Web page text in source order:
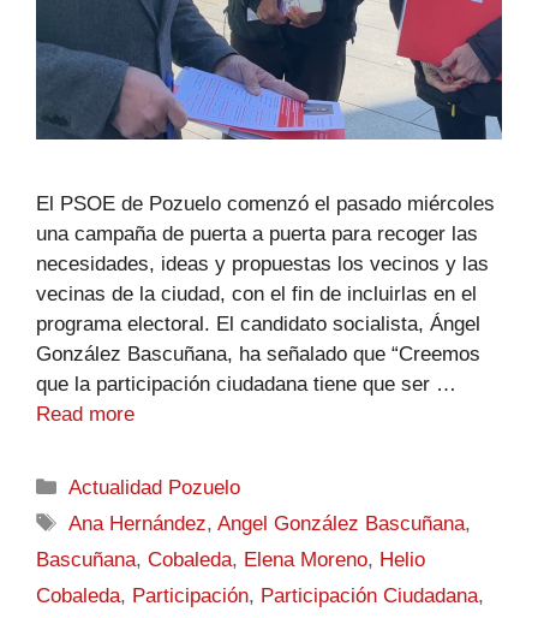
El PSOE de Pozuelo comenzó el pasado miércoles
una campaña de puerta a puerta para recoger las
necesidades, ideas y propuestas los vecinos y las
vecinas de la ciudad, con el fin de incluirlas en el
programa electoral. El candidato socialista, Ángel
González Bascuñana, ha señalado que “Creemos
que la participación ciudadana tiene que ser …
Read more
Actualidad Pozuelo
Ana Hernández,Angel González Bascuñana,
Bascuñana, Cobaleda, Elena Moreno, Helio
Cobaleda, Participación, Participación Ciudadana,